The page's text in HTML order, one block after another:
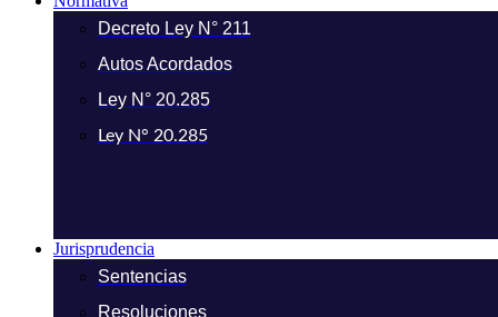
Decreto Ley N° 211
Autos Acordados
Ley N° 20.285
Ley N° 20.285
Jurisprudencia
Sentencias
Resoluciones